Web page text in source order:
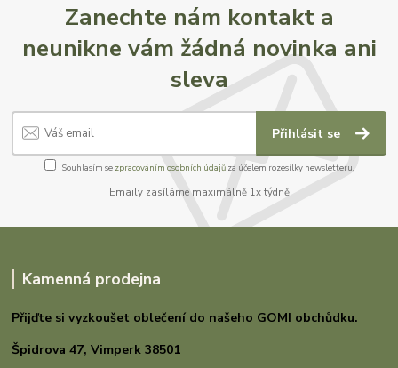
Zanechte nám kontakt a
neunikne vám žádná novinka ani
sleva
Přihlásit se
Souhlasím se zpracováním osobních údajůza účelem rozesílky newsletteru.
Emaily zasíláme maximálně 1x týdně
Kamenná prodejna
Přijďte si vyzkoušet oblečení do našeho GOMI obchůdku.
Špidrova 47,Vimperk 38501